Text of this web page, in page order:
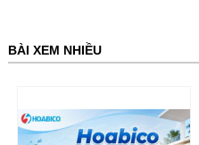
BÀI XEM NHIỀU